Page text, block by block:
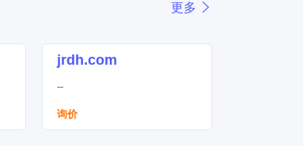
更多
jrdh.com
--
询价